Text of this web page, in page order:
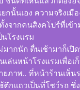
นั้นเอง ความจริงเ
จากคนสิงคโปร์ที่เข้
นโรงแรม
ากนัก ตื่นเช้ามาก็เ
ล่นหน้าโรงแรมเพื่อ
ภาพ.. ที่หน้าร้านเห็
กแถวเป็นที่โชว์รถ